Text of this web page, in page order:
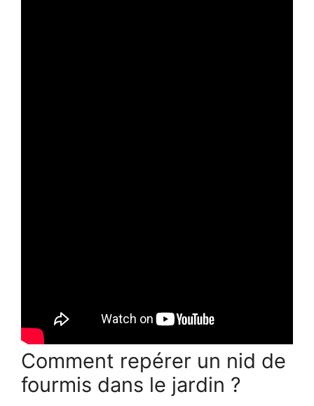
Comment repérer un nid de
fourmis dans le jardin ?